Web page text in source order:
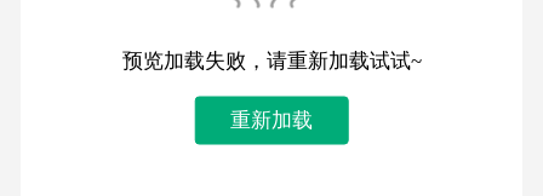
预览加载失败，请重新加载试试~
重新加载